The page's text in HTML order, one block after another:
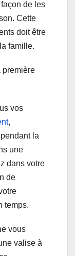
de les
Cette
doit être
famille.
première
vos
,
la
une
dans votre
de
temps.
vous
valise à